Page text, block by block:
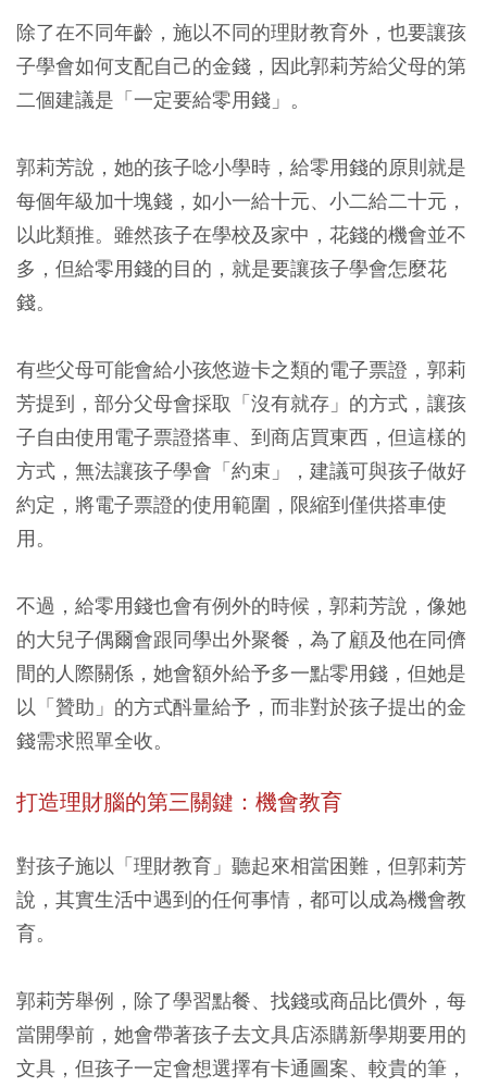
除了在不同年齡，施以不同的理財教育外，也要讓孩
子學會如何支配自己的金錢，因此郭莉芳給父母的第
二個建議是「一定要給零用錢」。
郭莉芳說，她的孩子唸小學時，給零用錢的原則就是
每個年級加十塊錢，如小一給十元、小二給二十元，
以此類推。雖然孩子在學校及家中，花錢的機會並不
多，但給零用錢的目的，就是要讓孩子學會怎麼花
錢。
有些父母可能會給小孩悠遊卡之類的電子票證，郭莉
芳提到，部分父母會採取「沒有就存」的方式，讓孩
子自由使用電子票證搭車、到商店買東西，但這樣的
方式，無法讓孩子學會「約束」，建議可與孩子做好
約定，將電子票證的使用範圍，限縮到僅供搭車使
用。
不過，給零用錢也會有例外的時候，郭莉芳說，像她
的大兒子偶爾會跟同學出外聚餐，為了顧及他在同儕
間的人際關係，她會額外給予多一點零用錢，但她是
以「贊助」的方式酙量給予，而非對於孩子提出的金
錢需求照單全收。
打造理財腦的第三關鍵：機會教育
對孩子施以「理財教育」聽起來相當困難，但郭莉芳
說，其實生活中遇到的任何事情，都可以成為機會教
育。
郭莉芳舉例，除了學習點餐、找錢或商品比價外，每
當開學前，她會帶著孩子去文具店添購新學期要用的
文具，但孩子一定會想選擇有卡通圖案、較貴的筆，